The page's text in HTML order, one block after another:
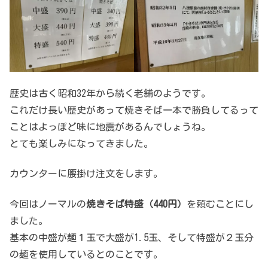
歴史は古く昭和32年から続く老舗のようです。
これだけ長い歴史があって焼きそば一本で勝負してるって
ことはよっぽど味に地震があるんでしょうね。
とても楽しみになってきました。
カウンターに腰掛け注文をします。
今回はノーマルの焼きそば特盛（440円） を頼むことにし
ました。
基本の中盛が麺１玉で大盛が1.5玉、そして特盛が２玉分
の麺を使用しているとのことです。